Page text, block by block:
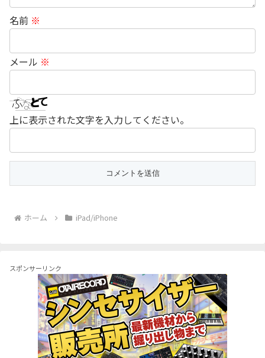
名前 ※
メール ※
上に表示された文字を入力してください。
ホーム iPad/iPhone
スポンサーリンク